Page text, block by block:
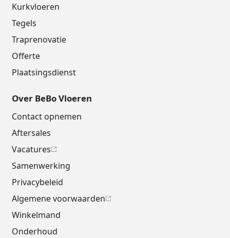
Kurkvloeren
Tegels
Traprenovatie
Offerte
Plaatsingsdienst
Over BeBo Vloeren
Contact opnemen
Aftersales
Vacatures
Samenwerking
Privacybeleid
Algemene voorwaarden
Winkelmand
Onderhoud